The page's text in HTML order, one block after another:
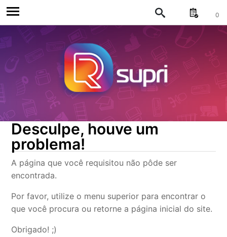
0
Desculpe, houve um
problema!
A página que você requisitou não pôde ser
encontrada.
Por favor, utilize o menu superior para encontrar o
que você procura ou retorne a página inicial do site.
Obrigado! ;)